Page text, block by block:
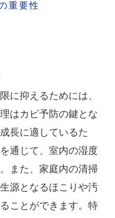
重要性
に抑えるためには、
はカビ予防の鍵とな
長に適しているた
通じて、室内の湿度
また、家庭内の清掃
源となるほこりや汚
ことができます。特